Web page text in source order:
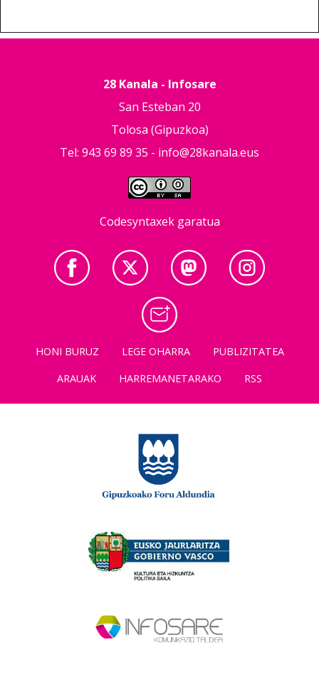
28 Kanala - Infosare
San Esteban 20
Tolosa (Gipuzkoa)
Tel: 943 69 89 35 - info@28kanala.eus
Codesyntaxek garatua
HONI BURUZ LEGE OHARRA
PUBLIZITATEA
ARAUAK
HARREMANETARAKO RSS